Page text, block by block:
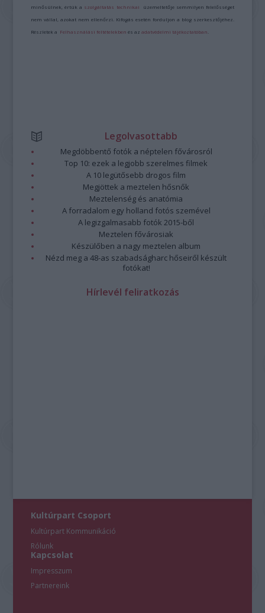
minősülnek, értük a szolgáltatás technikai üzemeltetője semmilyen felelősséget
nem vállal, azokat nem ellenőrzi. Kifogás esetén forduljon a blog szerkesztőjéhez.
Részletek a Felhasználási feltételekben és azadatvédelmi tájékoztatóban
Legolvasottabb
Megdöbbentő fotók a néptelen fővárosról
Top 10: ezek a legjobb szerelmes filmek
A 10 legütősebb drogos film
Megjöttek a meztelen hősnők
Meztelenség és anatómia
A forradalom egy holland fotós szemével
A legizgalmasabb fotók 2015-ből
Meztelen fővárosiak
Készülőben a nagy meztelen album
Nézd meg a 48-as szabadságharc hőseiről készült
fotókat!
Hírlevél feliratkozás
Kultúrpart Csoport
Kultúrpart Kommunikáció
Rólunk
Kapcsolat
Impresszum
Partnereink